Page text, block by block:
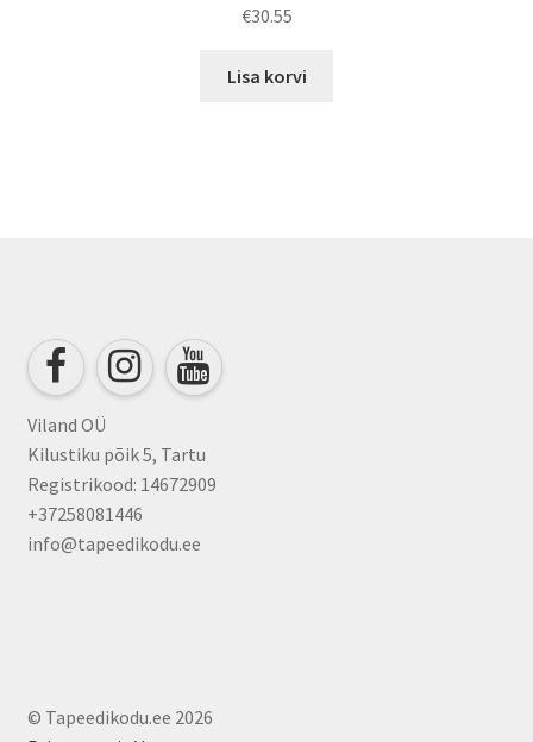
€30.55
Lisa korvi
Viland OÜ
Kilustiku põik 5, Tartu
Registrikood: 14672909
+37258081446
info@tapeedikodu.ee
© Tapeedikodu.ee 2026